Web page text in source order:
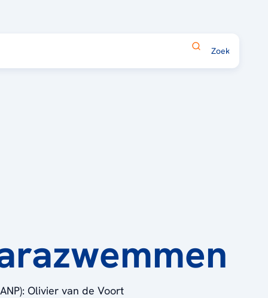
Olivier van de Voort